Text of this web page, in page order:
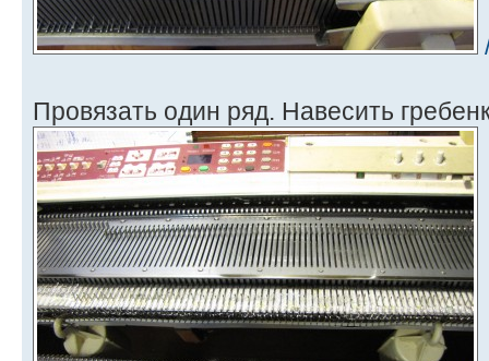
Провязать один ряд. Навесить